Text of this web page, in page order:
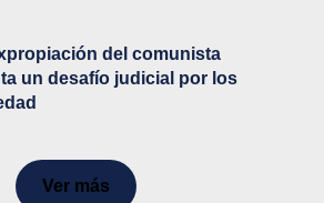
del comunista
un desafío judicial por los
Ver más